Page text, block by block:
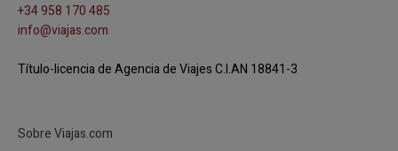
+34 958 170 485
info@viajas.com
Título-licencia de Agencia de Viajes C.I.AN 18841-3
Sobre Viajas.com